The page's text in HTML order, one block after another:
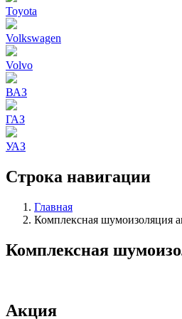
Toyota
Volkswagen
Volvo
ВАЗ
ГАЗ
УАЗ
Строка навигации
Главная
Комплексная шумоизоляция
Комплексная
Акция